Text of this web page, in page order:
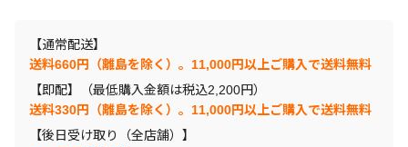
【通常配送】
送料660円（離島を除く）。11,000円以上ご購入で送料無料
【即配】（最低購入金額は税込2,200円）
送料330円（離島を除く）。11,000円以上ご購入で送料無料
【後日受け取り（全店舗）】